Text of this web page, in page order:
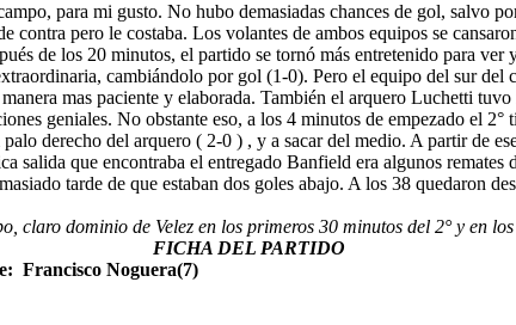
para mi gusto. No hubo demasiadas chances de gol, salvo
pero le costaba. Los volantes de ambos equipos se
de los 20 minutos, el partido se tornó más entretenido para
cambiándolo por gol (1-0). Pero el equipo del sur del
mas paciente y elaborada. También el arquero Luchetti tuvo
geniales. No obstante eso, a los 4 minutos de empezado el
derecho del arquero ( 2-0 ) , y a sacar del medio. A partir de
salida que encontraba el entregado Banfield era algunos
tarde de que estaban dos goles abajo. A los 38 quedaron
claro dominio de Velez en los primeros 30 minutos del 2° y en
FICHA DEL PARTIDO
Francisco Noguera(7)